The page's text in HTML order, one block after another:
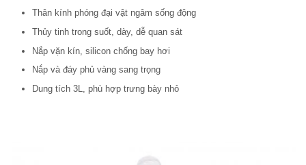
Thân kính phóng đại vật ngâm sống động
Thủy tinh trong suốt, dày, dễ quan sát
Nắp vặn kín, silicon chống bay hơi
Nắp và đáy phủ vàng sang trọng
Dung tích 3L, phù hợp trưng bày nhỏ